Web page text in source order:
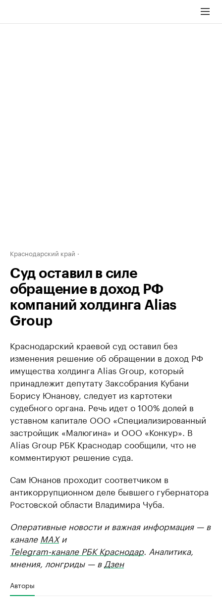
Краснодарский край
Суд оставил в силе
обращение в доход РФ
компаний холдинга Alias
Group
Краснодарский краевой суд оставил без
изменения решение об обращении в доход РФ
имущества холдинга Alias Group, который
принадлежит депутату Заксобрания Кубани
Борису Юнанову, следует из картотеки
судебного органа. Речь идет о 100% долей в
уставном капитале ООО «Специализированный
застройщик «Малюгина» и ООО «Конкур». В
Alias Group РБК Краснодар сообщили, что не
комментируют решение суда.
Сам Юнанов проходит соответчиком в
антикоррупционном деле бывшего губернатора
Ростовской области Владимира Чуба.
Оперативные новости и важная информация — в
канале MAXи
Telegram-канале РБК Краснодар. Аналитика,
мнения, лонгриды — в Дзен
Авторы